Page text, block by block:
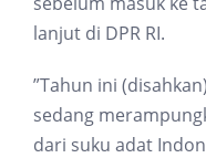
lanjut di DPR RI.
”Tahun ini
sedang
dari suku adat